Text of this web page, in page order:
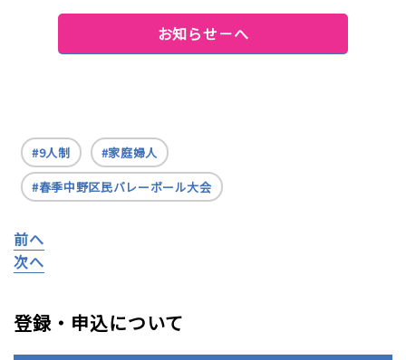
お知らせ－へ
9人制
家庭婦人
春季中野区民バレーボール大会
前へ
次へ
登録・申込について